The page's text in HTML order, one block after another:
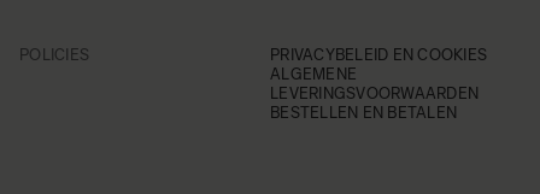
POLICIES
PRIVACYBELEID EN COOKIES
ALGEMENE
LEVERINGSVOORWAARDEN
BESTELLEN EN BETALEN